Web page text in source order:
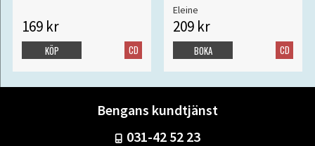
169 kr
CD
KÖP
Eleine
209 kr
CD
BOKA
Bengans kundtjänst
031-42 52 23